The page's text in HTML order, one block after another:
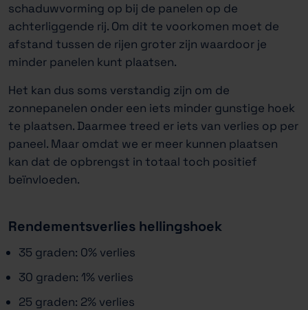
schaduwvorming op bij de panelen op de
achterliggende rij. Om dit te voorkomen moet de
afstand tussen de rijen groter zijn waardoor je
minder panelen kunt plaatsen.
Het kan dus soms verstandig zijn om de
zonnepanelen onder een iets minder gunstige hoek
te plaatsen. Daarmee treed er iets van verlies op per
paneel. Maar omdat we er meer kunnen plaatsen
kan dat de opbrengst in totaal toch positief
beïnvloeden.
Rendementsverlies hellingshoek
35 graden: 0% verlies
30 graden: 1% verlies
25 graden: 2% verlies